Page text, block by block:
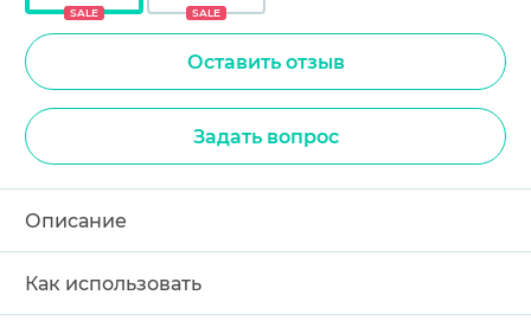
SALE SALE
Оставить отзыв
Задать вопрос
Описание
Как использовать